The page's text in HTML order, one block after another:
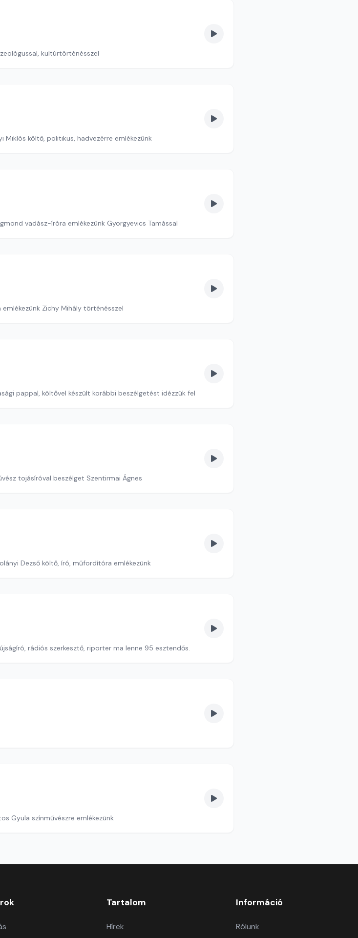
kultúrtörténésszel
költő, politikus, hadvezérre emlékezünk
vadász-íróra emlékezünk Gyorgyevics Tamással
Zichy Mihály történésszel
pappal, költővel készült korábbi beszélgetést idézzük fel
tojásíróval beszélget Szentirmai Ágnes
Dezső költő, író, műfordítóra emlékezünk
rádiós szerkesztő, riporter ma lenne 95 esztendős.
Gyula színművészre emlékezünk
Tartalom
Hírek
Információ
Rólunk